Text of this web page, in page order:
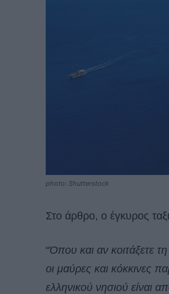
photo: Shutterstock
Στο άρθρο, ο έγκυρος
“Όπου και αν κοιτάξετε
οι μαύρες και κόκκινες
ελληνικού νησιού είναι